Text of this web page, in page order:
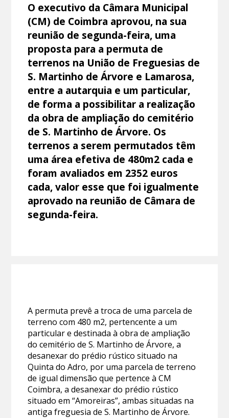
O executivo da Câmara Municipal
(CM) de Coimbra aprovou, na sua
reunião de segunda-feira, uma
proposta para a permuta de
terrenos na União de Freguesias de
S. Martinho de Árvore e Lamarosa,
entre a autarquia e um particular,
de forma a possibilitar a realização
da obra de ampliação do cemitério
de S. Martinho de Árvore. Os
terrenos a serem permutados têm
uma área efetiva de 480m2 cada e
foram avaliados em 2352 euros
cada, valor esse que foi igualmente
aprovado na reunião de Câmara de
segunda-feira.
A permuta prevê a troca de uma parcela de
terreno com 480 m2, pertencente a um
particular e destinada à obra de ampliação
do cemitério de S. Martinho de Árvore, a
desanexar do prédio rústico situado na
Quinta do Adro, por uma parcela de terreno
de igual dimensão que pertence à CM
Coimbra, a desanexar do prédio rústico
situado em “Amoreiras”, ambas situadas na
antiga freguesia de S. Martinho de Árvore.